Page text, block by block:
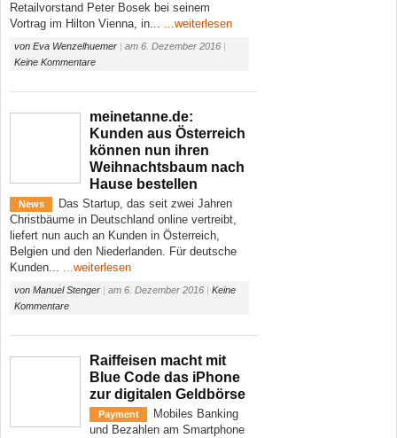
Retailvorstand Peter Bosek bei seinem
Vortrag im Hilton Vienna, in... ...weiterlesen
von Eva Wenzelhuemer | am 6. Dezember 2016 |
Keine Kommentare
meinetanne.de:
Kunden aus Österreich
können nun ihren
Weihnachtsbaum nach
Hause bestellen
News
Das Startup, das seit zwei Jahren
Christbäume in Deutschland online vertreibt,
liefert nun auch an Kunden in Österreich,
Belgien und den Niederlanden. Für deutsche
Kunden... ...weiterlesen
von Manuel Stenger | am 6. Dezember 2016 | Keine
Kommentare
Raiffeisen macht mit
Blue Code das iPhone
zur digitalen Geldbörse
Payment
Mobiles Banking
und Bezahlen am Smartphone